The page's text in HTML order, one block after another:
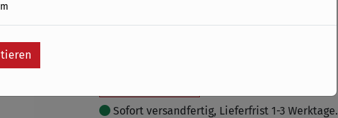
Sofort versandfertig, Lieferfrist 1-3 Werktage.